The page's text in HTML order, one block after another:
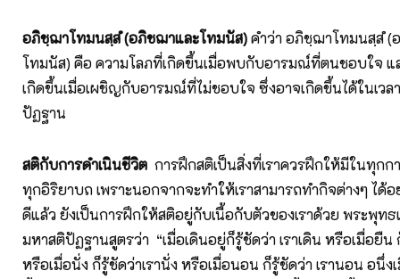
อภิชฺฌาโทมนสฺสํ (อภิชฌาและโทมนัส)คำว่า อภิชฺฌาโทมนสฺสํ (
โทมนัส) คือ ความโลภที่เกิดขึ้นเมื่อพบกับอารมณ์ที่ตนชอบใจ แ
เกิดขึ้นเมื่อเผชิญกับอารมณ์ที่ไม่ชอบใจ ซึ่งอาจเกิดขึ้นได้ในเวล
ปัฏฐาน
สติกับการดำเนินชีวิต การฝึกสติเป็นสิ่งที่เราควรฝึกให้มีในทุกก
ทุกอิริยาบถ เพราะนอกจากจะทำให้เราสามารถทำกิจต่างๆ ได้อ
ดีแล้ว ยังเป็นการฝึกให้สติอยู่กับเนื้อกับตัวของเราด้วย พระพุทธ
มหาสติปัฏฐานสูตรว่า “เมื่อเดินอยู่ก็รู้ชัดว่า เราเดิน หรือเมื่อยืน
หรือเมื่อนั่ง ก็รู้ชัดว่าเรานั่ง หรือเมื่อนอน ก็รู้ชัดว่า เรานอน อนึ่ง